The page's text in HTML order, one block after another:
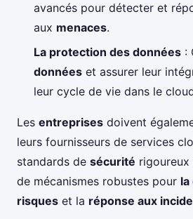
avancés pour détecter et
aux menaces.
La protection des données :
données et assurer leur
leur cycle de vie dans le
Les entreprises doivent
leurs fournisseurs de services
standards de sécurité rigoureux
de mécanismes robustes pour la
risques et la réponse aux